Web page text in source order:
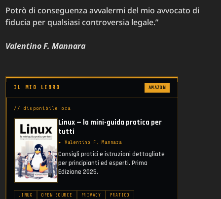
Potrò di conseguenza avvalermi del mio avvocato di
fiducia per qualsiasi controversia legale.”
Valentino F. Mannara
IL MIO LIBRO AMAZON
// disponibile ora
Linux — la mini-guida pratica per
tutti
▸ Valentino F. Mannara
Consigli pratici e istruzioni dettagliate
per principianti ed esperti. Prima
Edizione 2025.
LINUX OPEN SOURCE PRIVACY PRATICO